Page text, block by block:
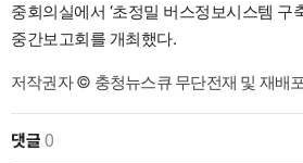
중회의실에서 ‘초정밀 버스정보시스템 구
중간보고회를 개최했다.
저작권자 © 충청뉴스큐 무단전재 및 재배
댓글0